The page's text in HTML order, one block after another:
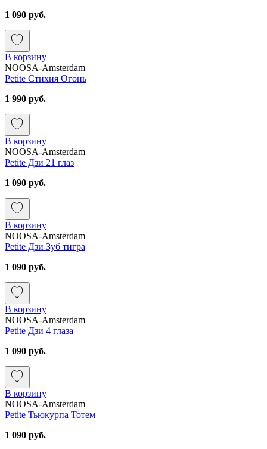
1 090 руб.
В корзину
NOOSA-Amsterdam
Petite Стихия Огонь
1 990 руб.
В корзину
NOOSA-Amsterdam
Petite Дзи 21 глаз
1 090 руб.
В корзину
NOOSA-Amsterdam
Petite Дзи Зуб тигра
1 090 руб.
В корзину
NOOSA-Amsterdam
Petite Дзи 4 глаза
1 090 руб.
В корзину
NOOSA-Amsterdam
Petite Тьюкурпа Тотем
1 090 руб.